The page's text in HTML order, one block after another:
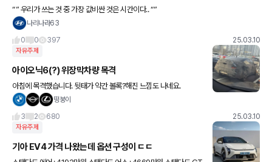
“” 우리가 쓰는 것 중 가장 값비싼 것은 시간이다.. “”
나리나라63
0
0 397 25.03.10
자유주제
아이오닉6(?) 위장막차량 목격
아침에 목격했습니다. 뒷태가 약간 볼록?해진 느낌도 나네요.
떵붕이
3
2 680 25.03.10
자유주제
기아 EV4 가격 나왔는데 옵션 구성이 ㄷㄷ